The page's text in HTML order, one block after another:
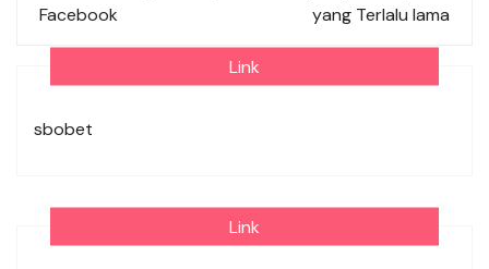
Facebook
yang Terlalu lama
Link
sbobet
Link